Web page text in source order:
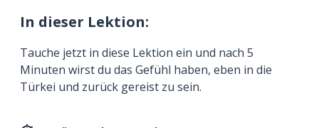
In dieser Lektion:
Tauche jetzt in diese Lektion ein und nach 5
Minuten wirst du das Gefühl haben, eben in die
Türkei und zurück gereist zu sein.